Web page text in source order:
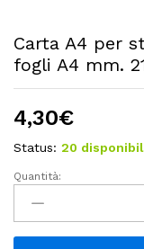
Carta A4 per
fogli A4 mm.
4,30€
Status: 20
Carta
A4
Quantità: